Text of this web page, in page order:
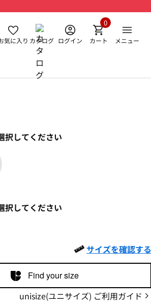
気に入り カタログ ログイン カート
0
メニュー
択してください
択してください
サイズを確認する
Find your size
unisize(ユニサイズ) ご利用ガイド